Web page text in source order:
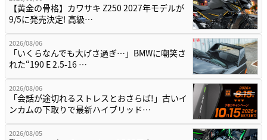
【黄金の骨格】カワサキ Z250 2027年モデルが
9/5に発売決定! 高級…
2026/08/06
「いくらなんでも大げさ過ぎ…」BMWに嘲笑さ
れた“190 E 2.5-16 …
2026/08/06
「会話が途切れるストレスとおさらば!」古いイ
ンカムの下取りで最新ハイブリッド…
2026/08/05